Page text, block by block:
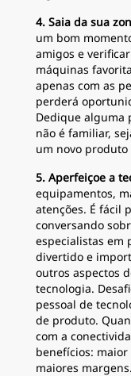
4. Saia da sua
um bom
amigos e
máquinas
apenas com as
perderá
Dedique alguma
não é familiar,
um novo
5. Aperfeiçoe a
equipamentos,
atenções. É fácil
conversando
especialistas em
divertido e
outros aspectos
tecnologia.
pessoal de
de produto.
com a
benefícios:
maiores margens.